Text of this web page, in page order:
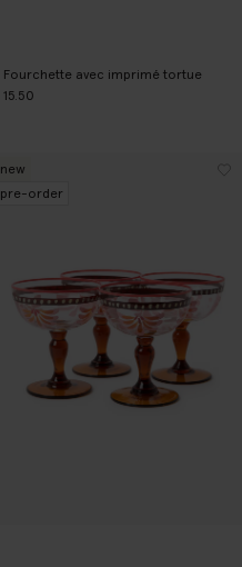
Fourchette avec imprimé tortue
15.50
new
pre-order